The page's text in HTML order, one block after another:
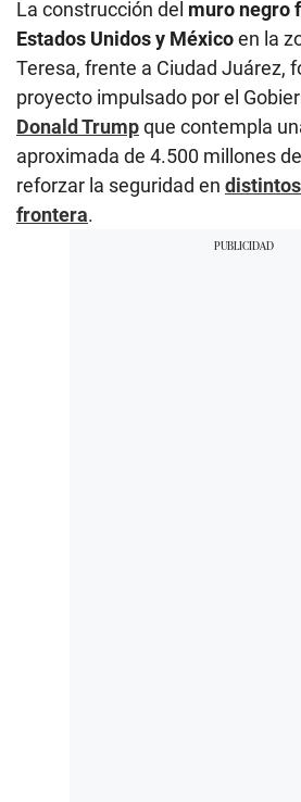
La construcción del muro negro
Estados Unidos y Méxicoen la
Teresa, frente a Ciudad Juárez,
proyecto impulsado por el
Donald Trumpque contempla
aproximada de 4.500 millones
reforzar la seguridad en
frontera.